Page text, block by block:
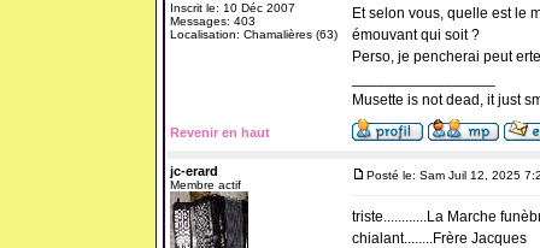
Inscrit le: 10 Déc 2007
Messages: 403
Localisation: Chamalières (63)
Et selon vous, quelle est le
émouvant qui soit ?
Perso, je pencherai peut
Musette is not dead, it just
Revenir en haut
jc-erard
Membre actif
Posté le: Sam Juil 12, 2025
triste............La Marche
chialant........Frère Jacques